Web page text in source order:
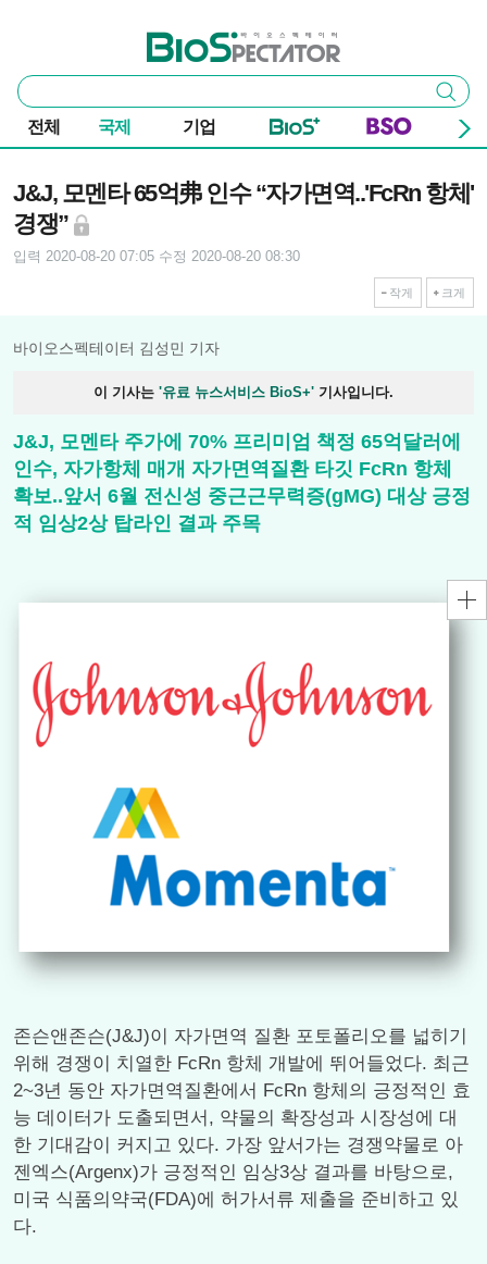
바이오스펙테이터
통
합
검
색
검색
전체 국제 기업
J&J, 모멘타 65억弗 인수 “자가면역..'FcRn 항체'
경쟁”
입력 2020-08-20 07:05 수정 2020-08-20 08:30
작게 크게
바이오스펙테이터 김성민 기자
이 기사는 '유료 뉴스서비스 BioS+' 기사입니다.
J&J, 모멘타 주가에 70% 프리미엄 책정 65억달러에
인수, 자가항체 매개 자가면역질환 타깃 FcRn 항체
확보..앞서 6월 전신성 중근근무력증(gMG) 대상 긍정
적 임상2상 탑라인 결과 주목
존슨앤존슨(J&J)이 자가면역 질환 포토폴리오를 넓히기
위해 경쟁이 치열한 FcRn 항체 개발에 뛰어들었다. 최근
2~3년 동안 자가면역질환에서 FcRn 항체의 긍정적인 효
능 데이터가 도출되면서, 약물의 확장성과 시장성에 대
한 기대감이 커지고 있다. 가장 앞서가는 경쟁약물로 아
젠엑스(Argenx)가 긍정적인 임상3상 결과를 바탕으로,
미국 식품의약국(FDA)에 허가서류 제출을 준비하고 있
다.